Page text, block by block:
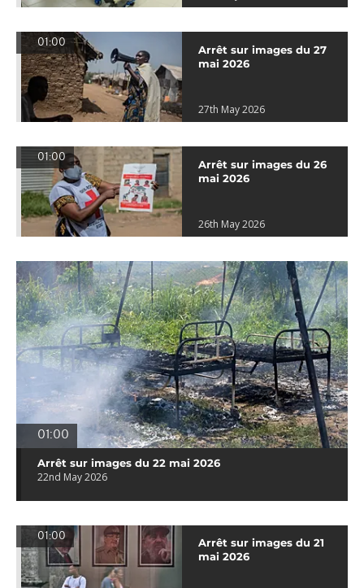
01:00
Arrêt sur images du 27
mai 2026
27th May 2026
01:00
Arrêt sur images du 26
mai 2026
26th May 2026
01:00
Arrêt sur images du 22 mai 2026
22nd May 2026
01:00
Arrêt sur images du 21
mai 2026